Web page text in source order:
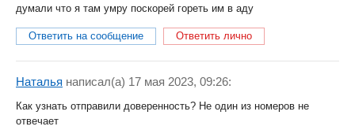
думали что я там умру поскорей гореть им в аду
Ответить на сообщение Ответить лично
Наталья написал(a) 17 мая 2023, 09:26:
Как узнать отправили доверенность? Не один из номеров не
отвечает